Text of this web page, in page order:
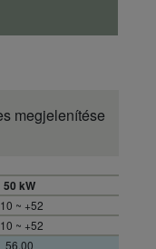
megjelenítése
50 kW
~ +52
~ +52
56,00